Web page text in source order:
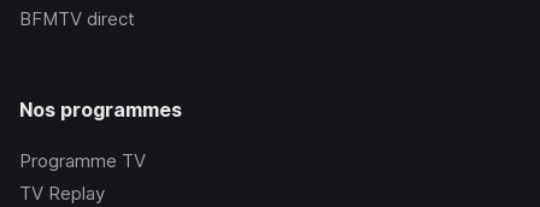
BFMTV direct
Nos programmes
Programme TV
TV Replay